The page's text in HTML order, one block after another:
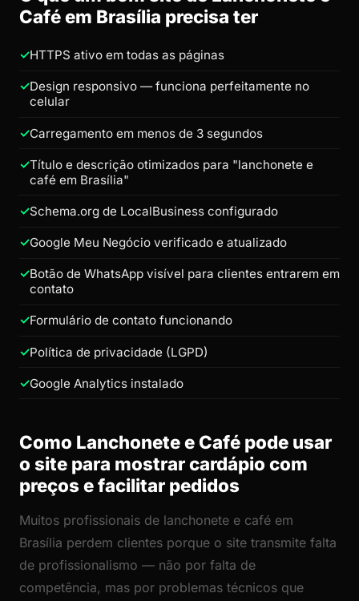
Café em Brasília precisa ter
HTTPS ativo em todas as páginas
Design responsivo — funciona perfeitamente no
celular
Carregamento em menos de 3 segundos
Título e descrição otimizados para "lanchonete e
café em Brasília"
Schema.org de LocalBusiness configurado
Google Meu Negócio verificado e atualizado
Botão de WhatsApp visível para clientes entrarem em
contato
Formulário de contato funcionando
Política de privacidade (LGPD)
Google Analytics instalado
Como Lanchonete e Café pode usar
o site para mostrar cardápio com
preços e facilitar pedidos
Muitos profissionais de lanchonete e café em
Brasília perdem clientes porque o site transmite falta
de profissionalismo — não por falta de
competência, mas por problemas técnicos que